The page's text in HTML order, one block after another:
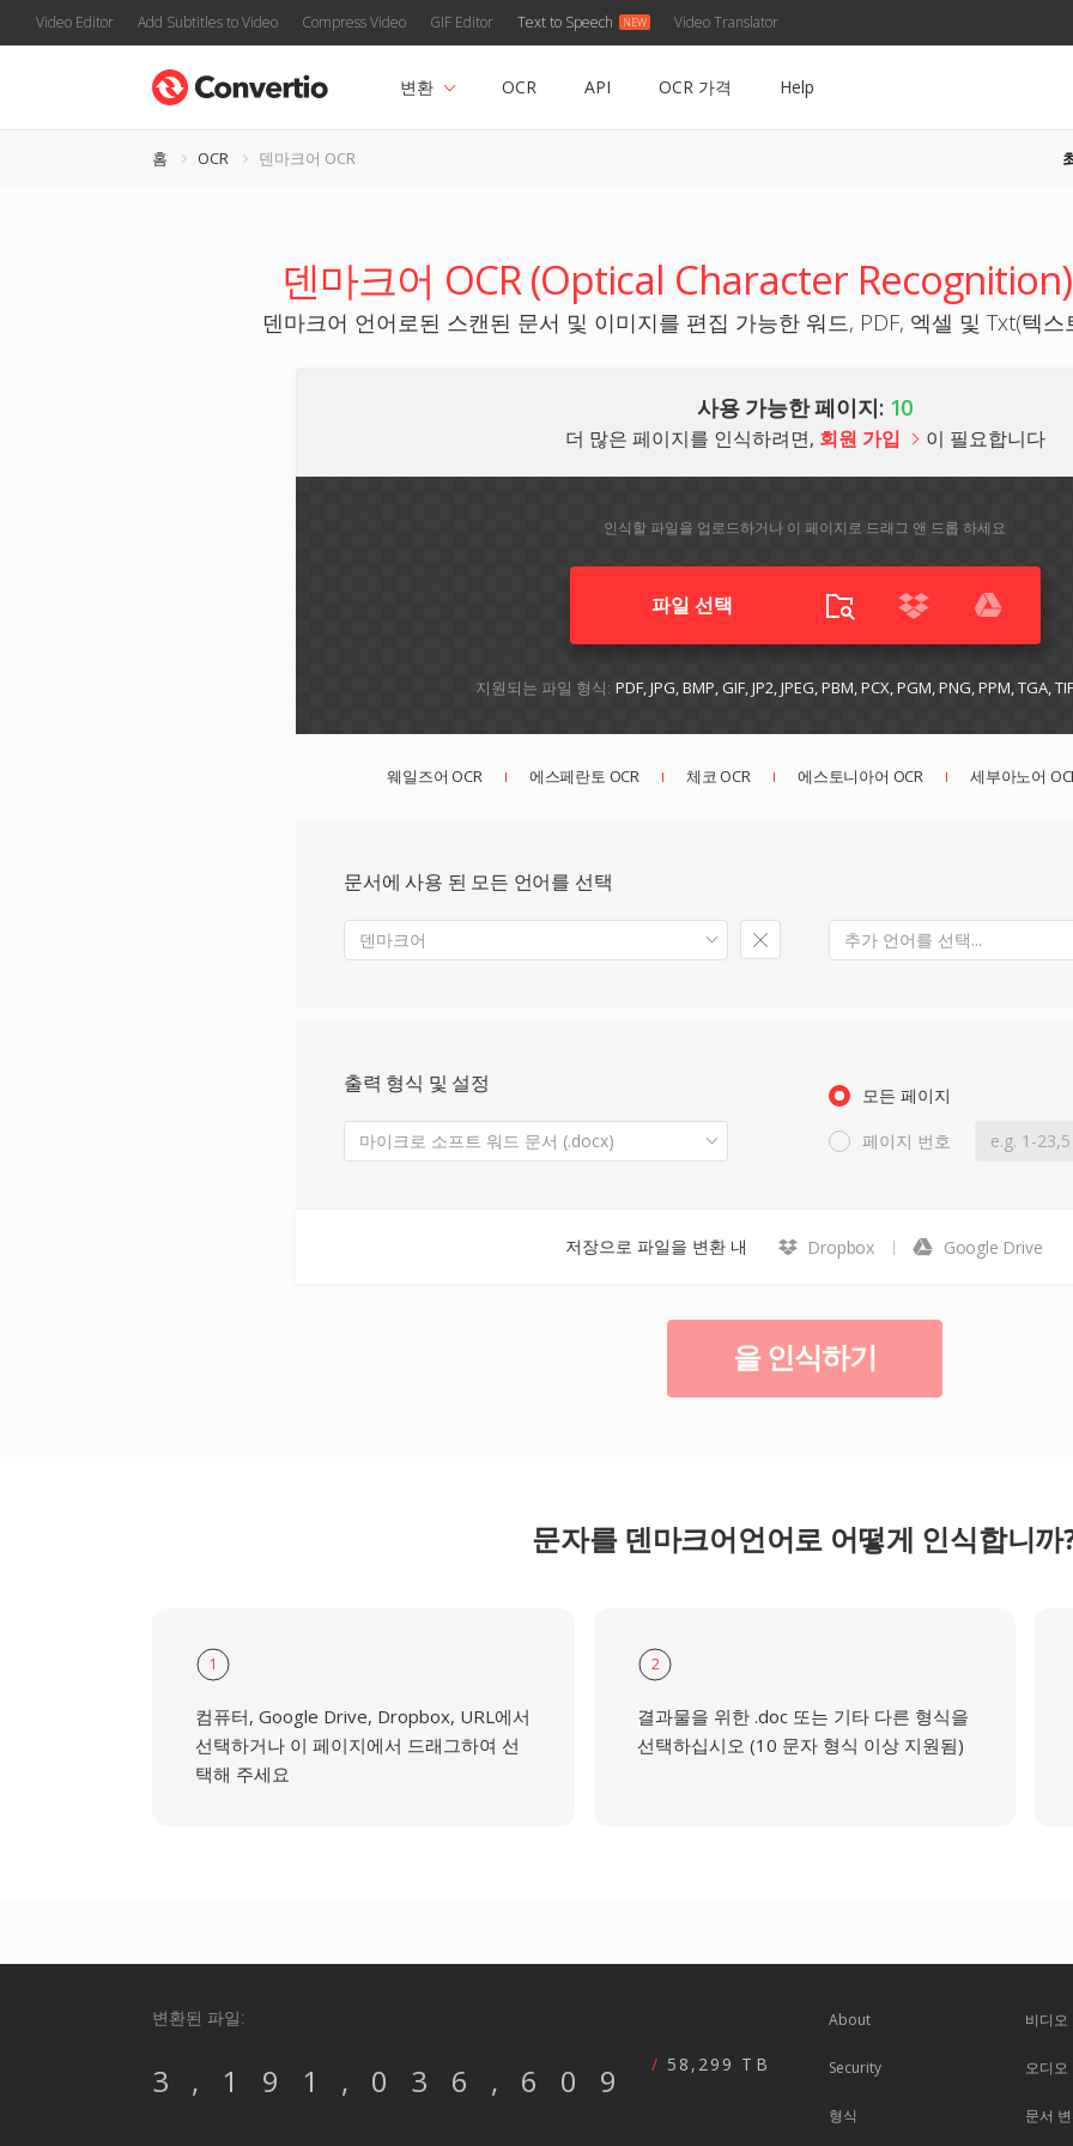
Video Editor Add Subtitles to Video Compress Video GIF Editor Text to Speech Video Translator
변환 OCR API OCR 가격 Help
홈 OCR 덴마크어 OCR
덴마크어 OCR (Optical Character
덴마크어 언어로된 스캔된 문서 및 이미지를 편집 가능한 워드, PDF, 엑셀 및 Txt(텍
사용 가능한 페이지: 10
더 많은 페이지를 인식하려면, 회원 가입 이 필요합니다
인식할 파일을 업로드하거나 이 페이지로 드래그 앤 드롭 하세요
파일 선택
지원되는 파일 형식: PDF, JPG, BMP, GIF, JP2, JPEG, PBM, PCX, PGM, PNG, PPM, TGA,
웨일즈어 OCR 에스페란토 OCR 체코 OCR 에스토니아어 OCR 세부아노어
문서에 사용 된 모든 언어를 선택
덴마크어 추가 언어를 선택...
출력 형식 및 설정
마이크로 소프트 워드 문서 (.docx)
모든 페이지
페이지 번호
저장으로 파일을 변환 내 Dropbox Google Drive
을 인식하기
문자를 덴마크어언어로 어떻게 인식합니까
1
컴퓨터, Google Drive, Dropbox, URL에서
선택하거나 이 페이지에서 드래그하여 선
택해 주세요
2
결과물을 위한 .doc 또는 기타 다른 형식을
선택하십시오 (10 문자 형식 이상 지원됨)
변환된 파일:
3,191,036,609 58,299 TB
About
Security
형식
비디오
오디오
문서